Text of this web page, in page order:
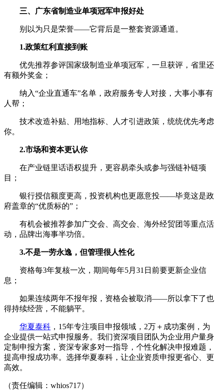
三、广东省制造业单项冠军申报好处
别以为只是荣誉——它背后是一整套资源通道。
1.政策红利直接到账
优先推荐参评国家级制造业单项冠军，一旦获评，省里还
有额外奖金；
纳入“企业直通车”名单，政府服务专人对接，大事小事有
人帮；
技术改造补贴、用地指标、人才引进政策，统统优先考虑
你。
2.市场和资本更认你
在产业链里话语权提升，更容易牵头或参与强链补链项
目；
银行授信额度更高，投资机构也更愿意投——毕竟这是政
府盖章的“优质标的”；
有机会被推荐参加广交会、高交会、海外经贸团等重点活
动，品牌出海事半功倍。
3.不是一劳永逸，但管理很人性化
资格每3年复核一次，期间每年5月31日前要更新企业信
息；
如果连续两年不报年报，资格会被取消——所以拿下了也
得持续经营，不能躺平。
华夏泰科 ，15年专注项目申报领域，2万＋成功案例，为
企业提供一站式申报服务。我们资深项目团队为企业用户量身
定制申报方案，资深专家多对一指导，个性化解决申报难题，
提高申报成功率。选择华夏泰科，让企业资质申报更省心、更
高效。
（责任编辑：whios717）